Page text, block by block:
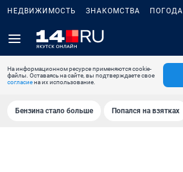
НЕДВИЖИМОСТЬ ЗНАКОМСТВА ПОГОДА
На информационном ресурсе применяются cookie-
файлы. Оставаясь на сайте, вы подтверждаете свое
согласиена их использование.
Бензина стало больше Попался на взятках